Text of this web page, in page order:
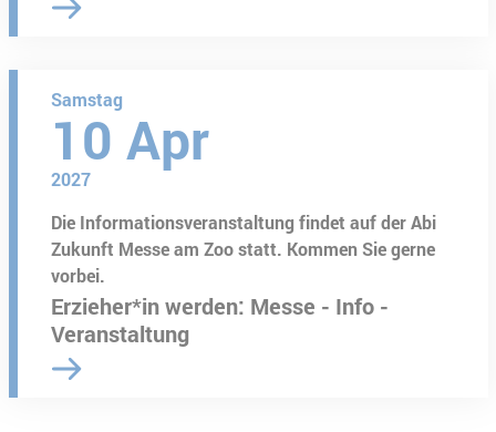
Samstag
10 Apr
2027
Die Informationsveranstaltung findet auf der Abi
Zukunft Messe am Zoo statt. Kommen Sie gerne
vorbei.
Erzieher*in werden: Messe - Info -
Veranstaltung